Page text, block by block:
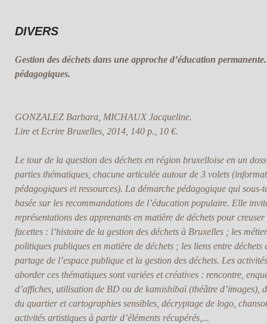
DIVERS
Gestion des déchets dans une approche d’éducation
pédagogiques.
GONZALEZ Barbara, MICHAUX Jacqueline.
Lire et Ecrire Bruxelles, 2014, 140 p., 10 €.
Le tour de la question des déchets en région bruxelloise en un
parties thématiques, chacune articulée autour de 3 volets
pédagogiques et ressources). La démarche pédagogique qui sous-
basée sur les recommandations de l’éducation populaire. Elle
représentations des apprenants en matière de déchets pour
facettes : l’histoire de la gestion des déchets à Bruxelles ; les
politiques publiques en matière de déchets ; les liens entre
partage de l’espace publique et la gestion des déchets. Les
aborder ces thématiques sont variées et créatives : rencontre,
d’affiches, utilisation de BD ou de kamishibaï (théâtre d’images),
du quartier et cartographies sensibles, décryptage de logo,
activités artistiques à partir d’éléments récupérés,...